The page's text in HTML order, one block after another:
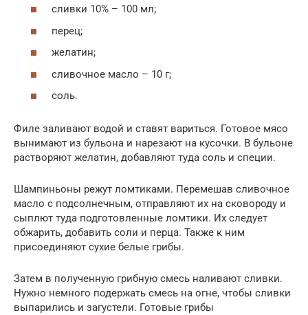
сливки 10% – 100 мл;
перец;
желатин;
сливочное масло – 10 г;
соль.
Филе заливают водой и ставят вариться. Готовое мясо
вынимают из бульона и нарезают на кусочки. В бульоне
растворяют желатин, добавляют туда соль и специи.
Шампиньоны режут ломтиками. Перемешав сливочное
масло с подсолнечным, отправляют их на сковороду и
сыплют туда подготовленные ломтики. Их следует
обжарить, добавить соли и перца. Также к ним
присоединяют сухие белые грибы.
Затем в полученную грибную смесь наливают сливки.
Нужно немного подержать смесь на огне, чтобы сливки
выпарились и загустели. Готовые грибы